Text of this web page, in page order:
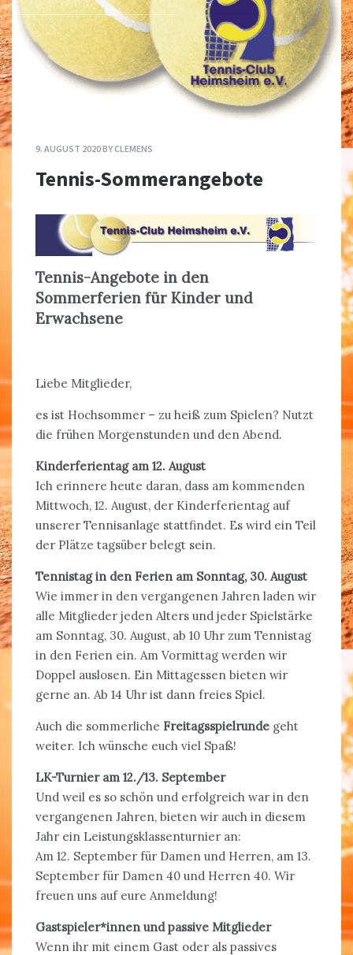
9. AUGUST 2020BYCLEMENS
Tennis-Sommerangebote
Tennis-Angebote in den
Sommerferien für Kinder und
Erwachsene
Liebe Mitglieder,
es ist Hochsommer – zu heiß zum Spielen? Nutzt
die frühen Morgenstunden und den Abend.
Kinderferientag am 12. August
Ich erinnere heute daran, dass am kommenden
Mittwoch, 12. August, der Kinderferientag auf
unserer Tennisanlage stattfindet. Es wird ein Teil
der Plätze tagsüber belegt sein.
Tennistag in den Ferien am Sonntag, 30. August
Wie immer in den vergangenen Jahren laden wir
alle Mitglieder jeden Alters und jeder Spielstärke
am Sonntag, 30. August, ab 10 Uhr zum Tennistag
in den Ferien ein. Am Vormittag werden wir
Doppel auslosen. Ein Mittagessen bieten wir
gerne an. Ab 14 Uhr ist dann freies Spiel.
Auch die sommerliche Freitagsspielrunde geht
weiter. Ich wünsche euch viel Spaß!
LK-Turnier am 12./13. September
Und weil es so schön und erfolgreich war in den
vergangenen Jahren, bieten wir auch in diesem
Jahr ein Leistungsklassenturnier an:
Am 12. September für Damen und Herren, am 13.
September für Damen 40 und Herren 40. Wir
freuen uns auf eure Anmeldung!
Gastspieler*innen und passive Mitglieder
Wenn ihr mit einem Gast oder als passives